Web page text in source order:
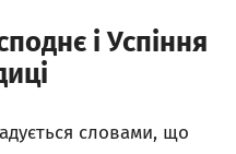
і Успіння
словами, що